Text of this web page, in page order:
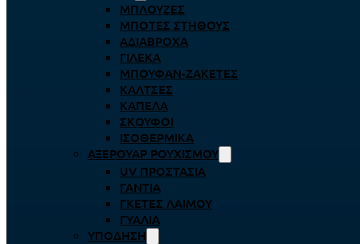
ΜΠΛΟΎΖΕΣ
ΜΠΌΤΕΣ ΣΤΉΘΟΥΣ
ΑΔΙΆΒΡΟΧΑ
ΓΙΛΈΚΑ
ΜΠΟΥΦΆΝ-ΖΑΚΈΤΕΣ
ΚΆΛΤΣΕΣ
ΚΑΠΈΛΑ
ΣΚΟΎΦΟΙ
ΙΣΟΘΕΡΜΙΚΆ
ΑΞΕΡΟΥΆΡ ΡΟΥΧΙΣΜΟΎ
UV ΠΡΟΣΤΑΣΊΑ
ΓΆΝΤΙΑ
ΓΚΈΤΕΣ ΛΑΊΜΟΥ
ΓΥΑΛΙΆ
ΥΠΌΔΗΣΗ